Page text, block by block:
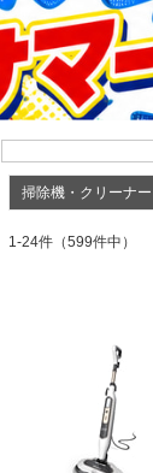
掃除機・クリーナー
1-24件（599件中）